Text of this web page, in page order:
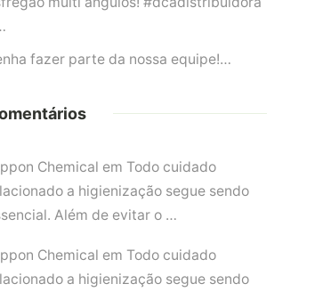
fazer parte da nossa equipe!…
Chemical em Todo cuidado
a higienização segue sendo
Além de evitar o …
Chemical em Todo cuidado
a higienização segue sendo